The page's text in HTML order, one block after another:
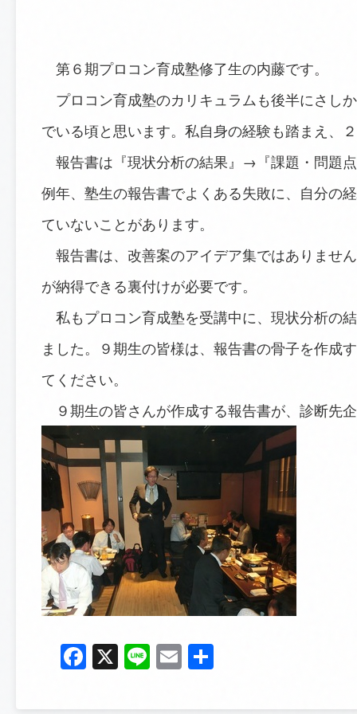
第６期プロコン育成塾修了生の内藤です。
プロコン育成塾のカリキュラムも後半にさし
でいる頃と思います。私自身の経験も踏まえ、
報告書は『現状分析の結果』→『課題・問題
例年、塾生の報告書でよくある失敗に、自分の
ていないことがあります。
報告書は、改善案のアイデア集ではありませ
が納得できる裏付けが必要です。
私もプロコン育成塾を受講中に、現状分析の
ました。９期生の皆様は、報告書の骨子を作成
てください。
９期生の皆さんが作成する報告書が、診断先
Facebook
X LineEmail